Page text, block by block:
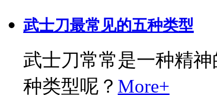
武士刀最常见的五种类型
武士刀常常是一种精
种类型呢？ More+